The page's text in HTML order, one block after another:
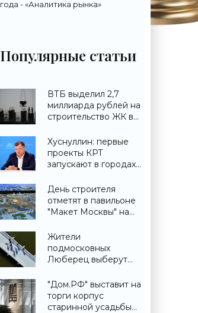
года - «Аналитика рынка»
Популярные статьи
ВТБ выделил 2,7
миллиарда рублей на
строительство ЖК в
«Строительство»
Хуснуллин: первые
проекты КРТ
запускают в городах
«Строительство»
День строителя
отметят в павильоне
"Макет Москвы" на
«Строительство»
Жители
подмосковных
Люберец выберут
мосту через реку
Македонку -
«Строительство»
"Дом.РФ" выставит на
торги корпус
старинной усадьбы